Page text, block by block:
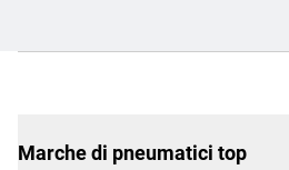
Marche di pneumatici top